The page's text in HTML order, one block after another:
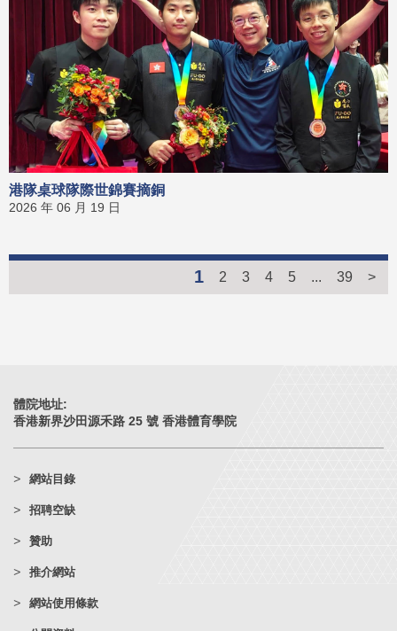
港隊桌球隊際世錦賽摘銅
2026 年 06 月 19 日
1 2 3 4 5 ... 39 >
體院地址:
香港新界沙田源禾路 25 號 香港體育學院
網站目錄
招聘空缺
贊助
推介網站
網站使用條款